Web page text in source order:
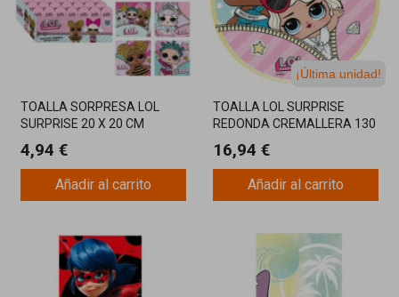
TOALLA SORPRESA LOL
SURPRISE 20 X 20 CM
4,94 €
Añadir al carrito
¡Última unidad!
TOALLA LOL SURPRISE
REDONDA CREMALLERA 130
16,94 €
Añadir al carrito